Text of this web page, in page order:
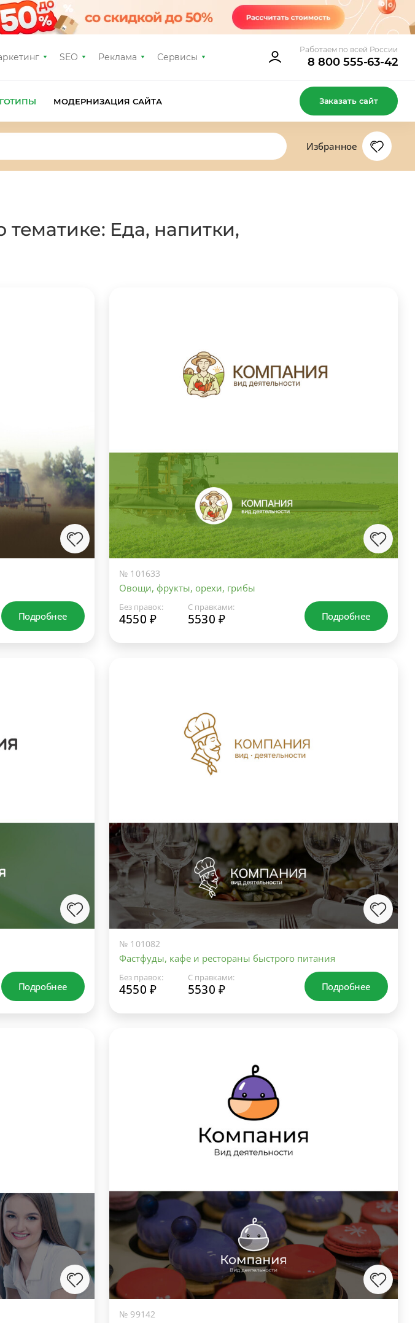
SEO Реклама Сервисы
Работаем по всей России
8 800 555-63-42
МОДЕРНИЗАЦИЯ САЙТА Заказать сайт
Избранное
тематике: Еда, напитки,
Подробнее
№ 101633
Овощи, фрукты, орехи, грибы
Без правок:
4550 ₽
С правками:
5530 ₽ Подробнее
Подробнее
№ 101082
Фастфуды, кафе и рестораны быстрого питания
Без правок:
4550 ₽
С правками:
5530 ₽ Подробнее
№ 99142